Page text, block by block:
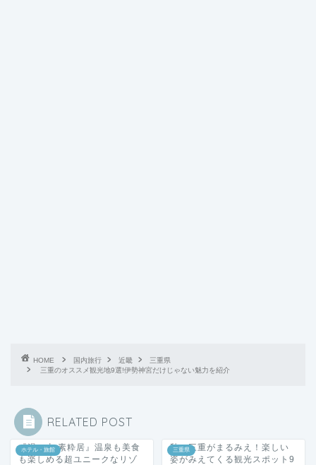
HOME 国内旅行 近畿
三重県
三重のオススメ観光地9選!伊勢神宮だけじゃない魅力を紹介
RELATED POST
ホテル・旅館
『湯の山 素粋居』温泉も美食
も楽しめる超ユニークなリゾ
三重県
秋の三重がまるみえ！楽しい
姿がみえてくる観光スポット9